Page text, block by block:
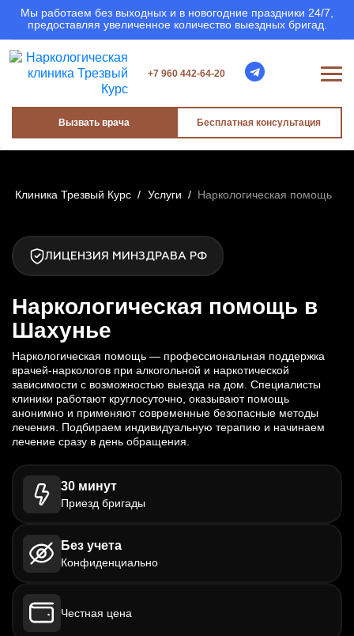
Мы работаем без выходных и в новогодние праздники 24/7,
предоставляя увеличенное количество выездных бригад.
+7 960 442-64-20
Вызвать врача Бесплатная консультация
Клиника Трезвый Курс / Услуги / Наркологическая помощь
ЛИЦЕНЗИЯ МИНЗДРАВА РФ
Наркологическая помощь в
Шахунье
Наркологическая помощь — профессиональная поддержка
врачей-наркологов при алкогольной и наркотической
зависимости с возможностью выезда на дом. Специалисты
клиники работают круглосуточно, оказывают помощь
анонимно и применяют современные безопасные методы
лечения. Подбираем индивидуальную терапию и начинаем
лечение сразу в день обращения.
30 минут
Приезд бригады
Без учета
Конфиденциально
Честная цена